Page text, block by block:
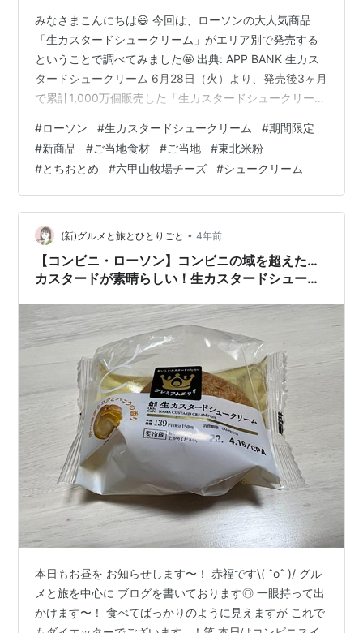
みなさまこんにちは😃 今回は、ローソンの大人気商品
「生カスタードシュークリーム」がエリア別で発売する
ということで調べてみました🤩 出典: APP BANK 生カス
タードシュークリーム 6月28日（火）より、発売後3ヶ月
で累計1,000万個販売した「生カスタードシュークリー
エリア別に発売します✨ そしてなんと！Ponta会員のお
客様に対し、メールにてお客様アンケートをエリア別に
実施し、総合満足度が最も高かったものを9月6日（火）
に全国発売するんだそう！！ これは楽しみですね😆 8つ
全て気になりますが、個人的に気になる3つをピックアッ
プ！ 東北米…
#ローソン #生カスタードシュークリーム #期間限定
#新商品 #ご当地食材 #ご当地 #東北米粉
#とちおとめ #六甲山牧場チーズ #シュークリーム
(新)グルメと旅とひとりごと • 4年前
【コンビニ・ローソン】コンビニの域を超えた…
カスタードが素晴らしい！生カスタードシューク
本日もお昼を お知らせします〜！ 赤福です\( ˆoˆ )/ グル
メと旅を中心に ブログを書いております◎ 一眼持って出
かけます〜！ 食べてばっかりのように見えますが これで